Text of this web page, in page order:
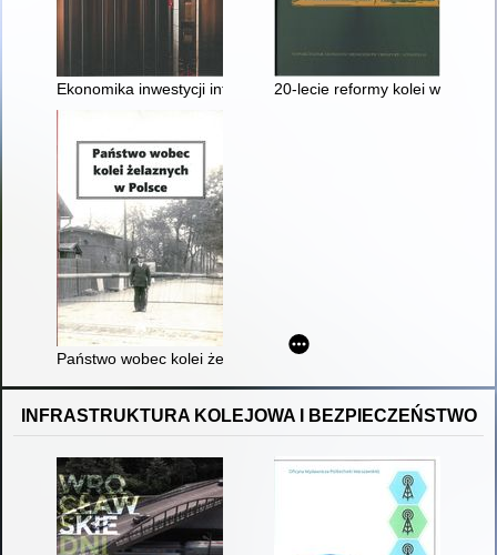
Ekonomika inwestycji infrastrukturalnych i taborowych w
20-lecie reformy kolei w
Państwo wobec kolei żelaznych w Polsce
INFRASTRUKTURA KOLEJOWA I BEZPIECZEŃSTWO